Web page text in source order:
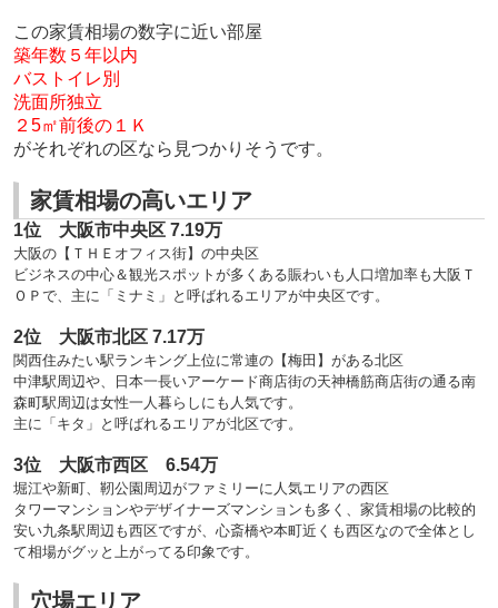
この家賃相場の数字に近い部屋
築年数５年以内
バストイレ別
洗面所独立
２5㎡前後の１Ｋ
がそれぞれの区なら見つかりそうです。
家賃相場の高いエリア
1位 大阪市中央区 7.19万
大阪の【ＴＨＥオフィス街】の中央区
ビジネスの中心＆観光スポットが多くある賑わいも人口増加率も大阪Ｔ
ＯＰで、主に「ミナミ」と呼ばれるエリアが中央区です。
2位 大阪市北区 7.17万
関西住みたい駅ランキング上位に常連の【梅田】がある北区
中津駅周辺や、日本一長いアーケード商店街の天神橋筋商店街の通る南
森町駅周辺は女性一人暮らしにも人気です。
主に「キタ」と呼ばれるエリアが北区です。
3位 大阪市西区 6.54万
堀江や新町、靭公園周辺がファミリーに人気エリアの西区
タワーマンションやデザイナーズマンションも多く、 家賃相場の比較的
安い九条駅周辺も西区ですが、心斎橋や本町近くも西区なので全体とし
て相場がグッと上がってる印象です。
穴場エリア